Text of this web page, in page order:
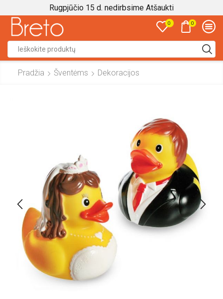
Rugpjūčio 15 d. nedirbsime Atšaukti
0 0
input
Pradžia Šventėms Dekoracijos